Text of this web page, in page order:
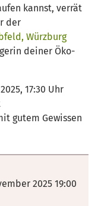
kannst, verrät
der
Würzburg
deiner Öko-
17:30 Uhr
gutem Gewissen
2025 19:00